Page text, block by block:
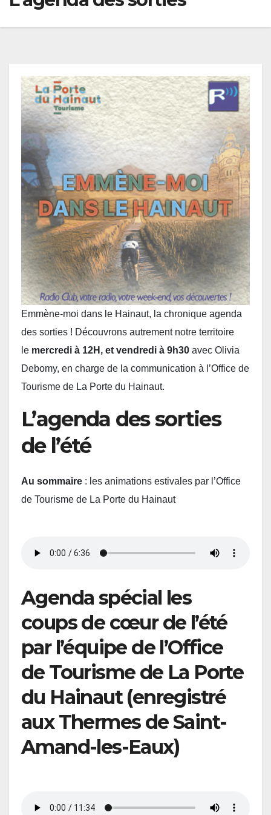
Emmène-moi dans le Hainaut, la chronique agenda
des sorties ! Découvrons autrement notre territoire
le mercredi à 12H, et vendredi à 9h30 avec Olivia
Debomy, en charge de la communication à l’Office de
Tourisme de La Porte du Hainaut.
L’agenda des sorties
de l’été
Au sommaire : les animations estivales par l’Office
de Tourisme de La Porte du Hainaut
Agenda spécial les
coups de cœur de l’été
par l’équipe de l’Office
de Tourisme de La Porte
du Hainaut (enregistré
aux Thermes de Saint-
Amand-les-Eaux)